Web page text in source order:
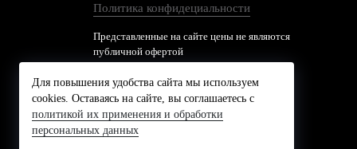
Политика конфидециальности
Представленные на сайте цены не являются
публичной офертой
Для повышения удобства сайта мы используем
cookies. Оставаясь на сайте, вы соглашаетесь с
политикой их применения и обработки
персональных данных